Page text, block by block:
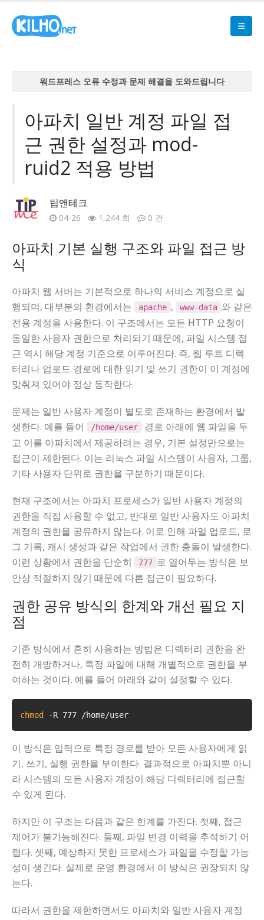
워드프레스 오류 수정과 문제 해결을 도와드립니다
워드프레스 오류 수정과 문제 해결을 도와드립니다
워드프레스 오류 수정과 문제 해결을 도와드립니다
워드프레스 오류 수정과 문제 해결을 도와드립니다
아파치 일반 계정 파일 접
근 권한 설정과 mod-
ruid2 적용 방법
팁앤테크
04-26 1,244 회 0 건
아파치 기본 실행 구조와 파일 접근 방
식
아파치 웹 서버는 기본적으로 하나의 서비스 계정으로 실
행되며, 대부분의 환경에서는
apache , www-data 와 같은
전용 계정을 사용한다. 이 구조에서는 모든 HTTP 요청이
동일한 사용자 권한으로 처리되기 때문에, 파일 시스템 접
근 역시 해당 계정 기준으로 이루어진다. 즉, 웹 루트 디렉
터리나 업로드 경로에 대한 읽기 및 쓰기 권한이 이 계정에
맞춰져 있어야 정상 동작한다.
문제는 일반 사용자 계정이 별도로 존재하는 환경에서 발
생한다. 예를 들어
/home/user
경로 아래에 웹 파일을 두
고 이를 아파치에서 제공하려는 경우, 기본 설정만으로는
접근이 제한된다. 이는 리눅스 파일 시스템이 사용자, 그룹,
기타 사용자 단위로 권한을 구분하기 때문이다.
현재 구조에서는 아파치 프로세스가 일반 사용자 계정의
권한을 직접 사용할 수 없고, 반대로 일반 사용자도 아파치
계정의 권한을 공유하지 않는다. 이로 인해 파일 업로드, 로
그 기록, 캐시 생성과 같은 작업에서 권한 충돌이 발생한다.
이런 상황에서 권한을 단순히
777 로 열어두는 방식은 보
안상 적절하지 않기 때문에 다른 접근이 필요하다.
권한 공유 방식의 한계와 개선 필요 지
점
기존 방식에서 흔히 사용하는 방법은 디렉터리 권한을 완
전히 개방하거나, 특정 파일에 대해 개별적으로 권한을 부
여하는 것이다. 예를 들어 아래와 같이 설정할 수 있다.
chmod -R 777 /home/user
이 방식은 입력으로 특정 경로를 받아 모든 사용자에게 읽
기, 쓰기, 실행 권한을 부여한다. 결과적으로 아파치뿐 아니
라 시스템의 모든 사용자 계정이 해당 디렉터리에 접근할
수 있게 된다.
하지만 이 구조는 다음과 같은 한계를 가진다. 첫째, 접근
제어가 불가능해진다. 둘째, 파일 변경 이력을 추적하기 어
렵다. 셋째, 예상하지 못한 프로세스가 파일을 수정할 가능
성이 생긴다. 실제로 운영 환경에서 이 방식은 권장되지 않
는다.
따라서 권한을 제한하면서도 아파치와 일반 사용자 계정